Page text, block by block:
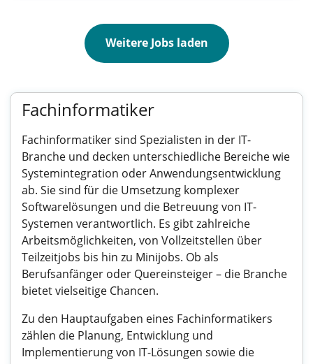
Weitere Jobs laden
Fachinformatiker
Fachinformatiker sind Spezialisten in der IT-
Branche und decken unterschiedliche Bereiche wie
Systemintegration oder Anwendungsentwicklung
ab. Sie sind für die Umsetzung komplexer
Softwarelösungen und die Betreuung von IT-
Systemen verantwortlich. Es gibt zahlreiche
Arbeitsmöglichkeiten, von Vollzeitstellen über
Teilzeitjobs bis hin zu Minijobs. Ob als
Berufsanfänger oder Quereinsteiger – die Branche
bietet vielseitige Chancen.
Zu den Hauptaufgaben eines Fachinformatikers
zählen die Planung, Entwicklung und
Implementierung von IT-Lösungen sowie die